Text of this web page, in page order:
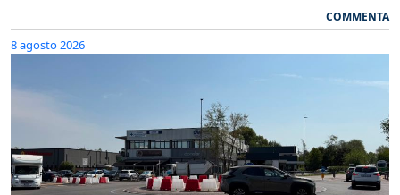
COMMENTA
8 agosto 2026